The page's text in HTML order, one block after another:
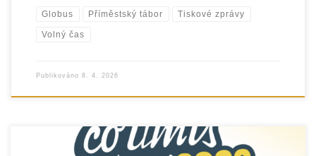
Globus Příměstský tábor Tiskové zprávy
Volný čas
Publikováno 8. 4. 2026